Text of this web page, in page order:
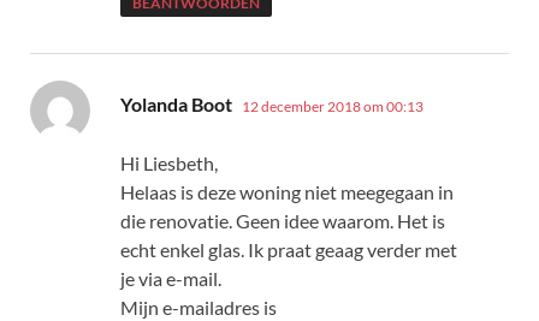
Yolanda Boot schreef:
12 december 2018 om 00:13
Hi Liesbeth,
Helaas is deze woning niet meegegaan in
die renovatie. Geen idee waarom. Het is
echt enkel glas. Ik praat geaag verder met
je via e-mail.
Mijn e-mailadres is